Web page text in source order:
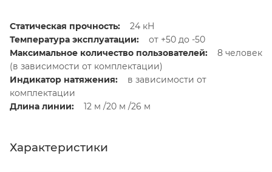
Статическая прочность:
24 кН
Температура эксплуатации:
от +50 до -50
Максимальное количество пользователей:
8 человек
(в зависимости от комплектации)
Индикатор натяжения:
в зависимости от
комплектации
Длина линии:
12 м /20 м /26 м
Характеристики